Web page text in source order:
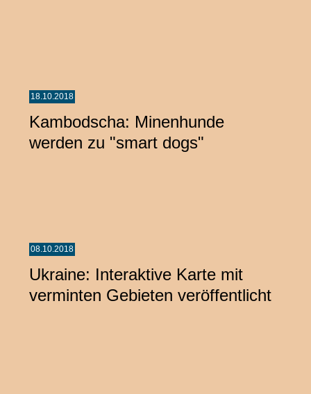
18.10.2018
Kambodscha: Minenhunde
werden zu "smart dogs"
08.10.2018
Ukraine: Interaktive Karte mit
verminten Gebieten veröffentlicht